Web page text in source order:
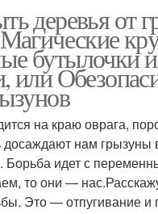
деревья от
бутылочки
или
на краю оврага,
досаждают нам
Борьба идет с
то они —
Это — отпугивание и